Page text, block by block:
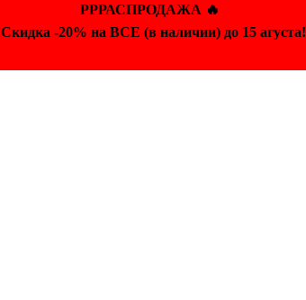
РРРАСПРОДАЖА 🔥
Скидка -20% на ВСЕ (в наличии) до 15 агуста!